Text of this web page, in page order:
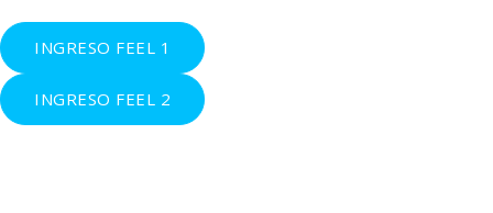
INGRESO FEEL 1
INGRESO FEEL 2